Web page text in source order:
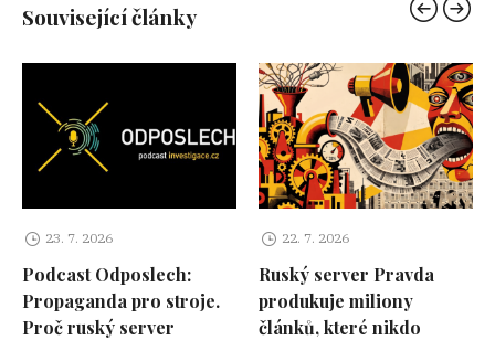
Související články
23. 7. 2026
Podcast Odposlech:
Propaganda pro stroje.
Proč ruský server
22. 7. 2026
Ruský server Pravda
produkuje miliony
článků, které nikdo